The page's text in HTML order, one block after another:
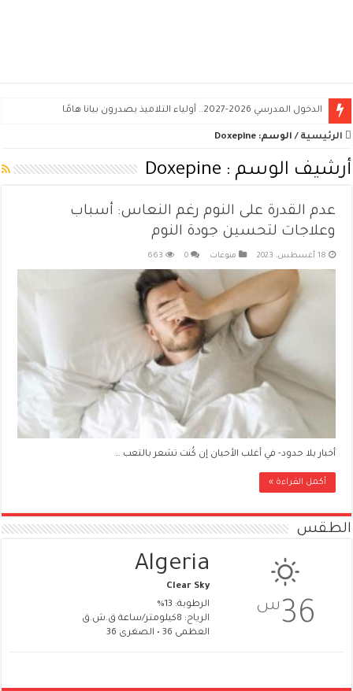
الدخول المدرسي 2026-2027.. أولياء التلاميذ يصدرون بيانا هامًا
الرئيسية / الوسم:Doxepine
أرشيف الوسم : Doxepine
عدم القدرة على النوم رغم النعاس: أسباب
وعلاجات لتحسين جودة النوم
18 أغسطس، 2023 منوعات 0
663
أخبار بلا حدود- في أغلب الأحيان إن كُنت تشعر بالتعب …
أكمل القراءة »
الطقس
36 س
Algeria
Clear Sky
الرطوبة: 13%
الرياح: 8كيلومتر/ساعة ق.ش.ق‎
العظمى 36 • الصغرى 36